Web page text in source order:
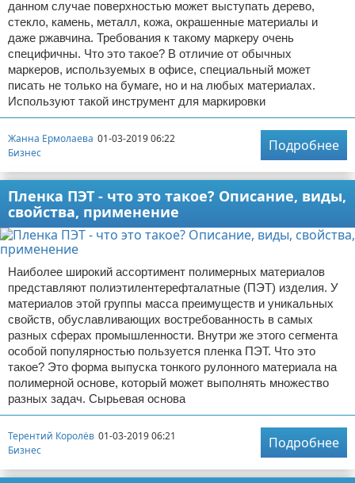
данном случае поверхностью может выступать дерево,
стекло, камень, металл, кожа, окрашенные материалы и
даже ржавчина. Требования к такому маркеру очень
специфичны. Что это такое? В отличие от обычных
маркеров, используемых в офисе, специальный может
писать не только на бумаге, но и на любых материалах.
Используют такой инструмент для маркировки
Жанна Ермолаева 01-03-2019 06:22
Бизнес
Подробнее
Пленка ПЭТ - что это такое? Описание, виды,
свойства, применение
Наиболее широкий ассортимент полимерных материалов
представляют полиэтилентерефталатные (ПЭТ) изделия. У
материалов этой группы масса преимуществ и уникальных
свойств, обуславливающих востребованность в самых
разных сферах промышленности. Внутри же этого сегмента
особой популярностью пользуется пленка ПЭТ. Что это
такое? Это форма выпуска тонкого рулонного материала на
полимерной основе, который может выполнять множество
разных задач. Сырьевая основа
Терентий Королёв 01-03-2019 06:21
Бизнес
Подробнее